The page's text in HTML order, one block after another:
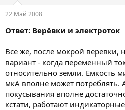
22 Май 2008
Ответ: Верёвки и электроток
Все же, после мокрой веревки,
вариант - когда переменный
относительно земли. Емкость
мкА вполне может потреблять.
покусывания вполне
кстати, работают